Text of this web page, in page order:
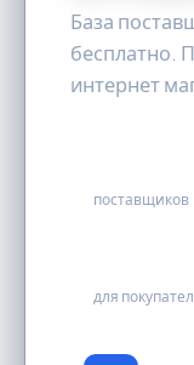
База
бесплатно.
интернет
поставщиков
для